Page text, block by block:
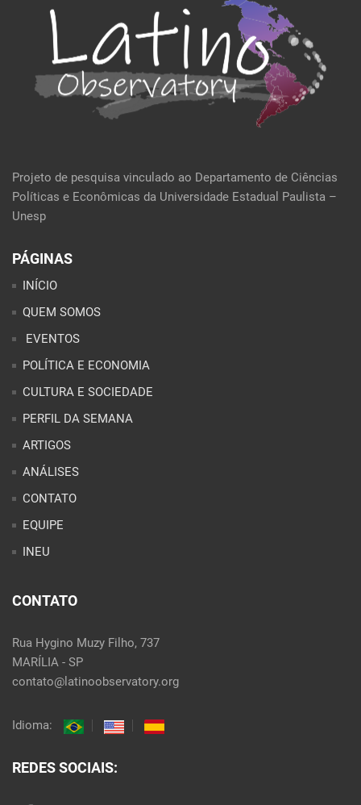
Projeto de pesquisa vinculado ao Departamento de Ciências
Políticas e Econômicas da Universidade Estadual Paulista –
Unesp
PÁGINAS
INÍCIO
QUEM SOMOS
EVENTOS
POLÍTICA E ECONOMIA
CULTURA E SOCIEDADE
PERFIL DA SEMANA
ARTIGOS
ANÁLISES
CONTATO
EQUIPE
INEU
CONTATO
Rua Hygino Muzy Filho, 737
MARÍLIA - SP
contato@latinoobservatory.org
Idioma:
REDES SOCIAIS: